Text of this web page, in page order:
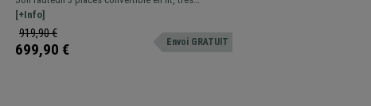
Rouge
confortable, tissu gris foncé
[+Info]
919,90 €
699,90 € Envoi GRATUIT